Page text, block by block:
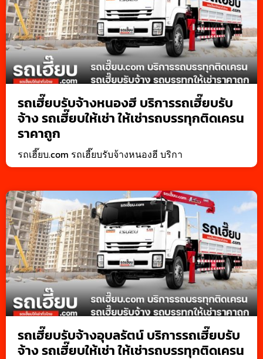
รถเฮี๊ยบรับจ้างหนองฮี บริการรถเฮี๊ยบรับ
จ้าง รถเฮี๊ยบให้เช่า ให้เช่ารถบรรทุกติดเครน
ราคาถูก
รถเฮี๊ยบ.com รถเฮี๊ยบรับจ้างหนองฮี บริกา
รถเฮี๊ยบรับจ้างอุบลรัตน์ บริการรถเฮี๊ยบรับ
จ้าง รถเฮี๊ยบให้เช่า ให้เช่ารถบรรทุกติดเครน